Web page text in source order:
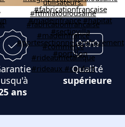
ans
Qualité
supérieure